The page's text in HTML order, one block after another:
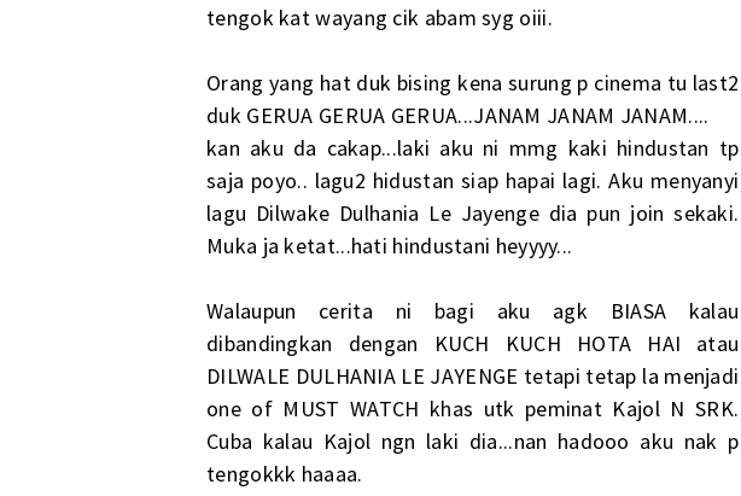
tengok kat wayang cik abam syg oiii.
Orang yang hat duk bising kena surung p cinema tu last2
duk GERUA GERUA GERUA...JANAM JANAM JANAM....
kan aku da cakap...laki aku ni mmg kaki hindustan tp
saja poyo.. lagu2 hidustan siap hapai lagi. Aku menyanyi
lagu Dilwake Dulhania Le Jayenge dia pun join sekaki.
Muka ja ketat...hati hindustani heyyyy...
Walaupun cerita ni bagi aku agk BIASA kalau
dibandingkan dengan KUCH KUCH HOTA HAI atau
DILWALE DULHANIA LE JAYENGE tetapi tetap la menjadi
one of MUST WATCH khas utk peminat Kajol N SRK.
Cuba kalau Kajol ngn laki dia...nan hadooo aku nak p
tengokkk haaaa.